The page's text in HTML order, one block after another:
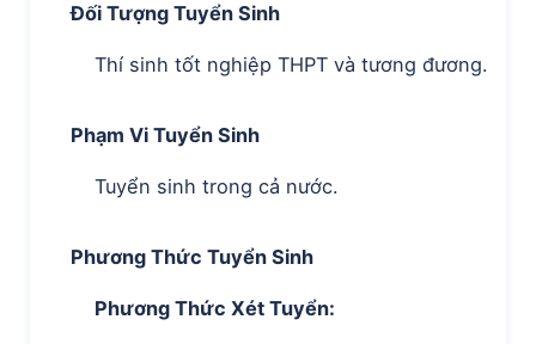
Đối Tượng Tuyển Sinh
Thí sinh tốt nghiệp THPT và tương đương.
Phạm Vi Tuyển Sinh
Tuyển sinh trong cả nước.
Phương Thức Tuyển Sinh
Phương Thức Xét Tuyển: